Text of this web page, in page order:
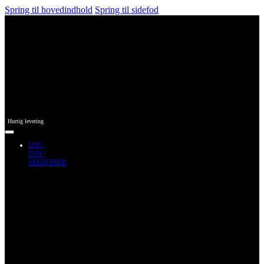
Spring til hovedindhold Spring til sidefod
Hurtig levering
LOG
IND /
REGISTRER